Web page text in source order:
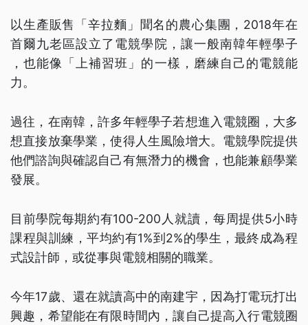
以生產販售「辛拉麵」聞名的農心集團，2018年在
首爾九老區設立了電競學院，讓一般南韓年輕學子
，也能像「上補習班」的一樣，磨練自己的電競能
力。
過往，在南韓，許多年輕學子若想進入電競圈，大多
想直接放棄學業，使得人生風險增大。電競學院提供
他們諮詢與確認自己有無潛力的機會，也能兼顧學業
發展。
目前學院每期約有100-200人就讀，每周提供5小時
課程與訓練，平均約有1%到2%的學生，最終成為程
式設計師，或從事與電競相關的職業。
今年17歲、還在就讀高中的南建宇，因為打電玩打出
興趣，希望能在有限時間內，讓自己提高入行電競圈